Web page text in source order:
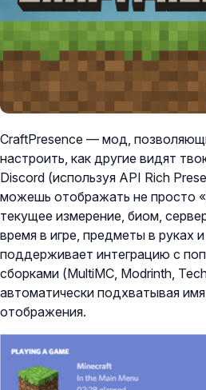
CraftPresence — мод,
настроить, как другие видят
Discord (используя API Rich
можешь отображать не просто
текущее измерение, биом,
время в игре, предметы в руках
поддерживает интеграцию с
сборками (MultiMC, Modrinth,
автоматически подхватывая
отображения.